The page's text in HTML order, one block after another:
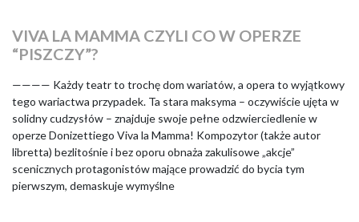
VIVA LA MAMMA CZYLI CO W OPERZE
“PISZCZY”?
———— Każdy teatr to trochę dom wariatów, a opera to wyjątkowy
tego wariactwa przypadek. Ta stara maksyma – oczywiście ujęta w
solidny cudzysłów – znajduje swoje pełne odzwierciedlenie w
operze Donizettiego Viva la Mamma! Kompozytor (także autor
libretta) bezlitośnie i bez oporu obnaża zakulisowe „akcje”
scenicznych protagonistów mające prowadzić do bycia tym
pierwszym, demaskuje wymyślne